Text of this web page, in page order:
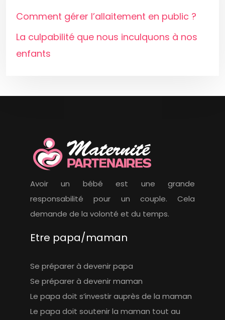
Comment gérer l’allaitement en public ?
La culpabilité que nous inculquons à nos
enfants
Avoir un bébé est une grande
responsabilité pour un couple. Cela
demande de la volonté et du temps.
Etre papa/maman
Se préparer à devenir papa
Se préparer à devenir maman
Le papa doit s’investir auprès de la maman
Le papa doit soutenir la maman tout au